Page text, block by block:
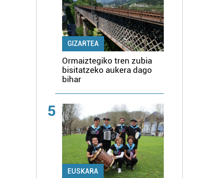
GIZARTEA
Ormaiztegiko tren zubia
bisitatzeko aukera dago
bihar
5
EUSKARA